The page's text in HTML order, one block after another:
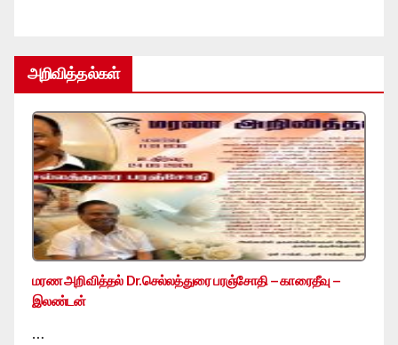
அறிவித்தல்கள்
மரண அறிவித்தல் Dr.செல்லத்துரை பரஞ்சோதி – காரைதீவு –
இலண்டன்
…